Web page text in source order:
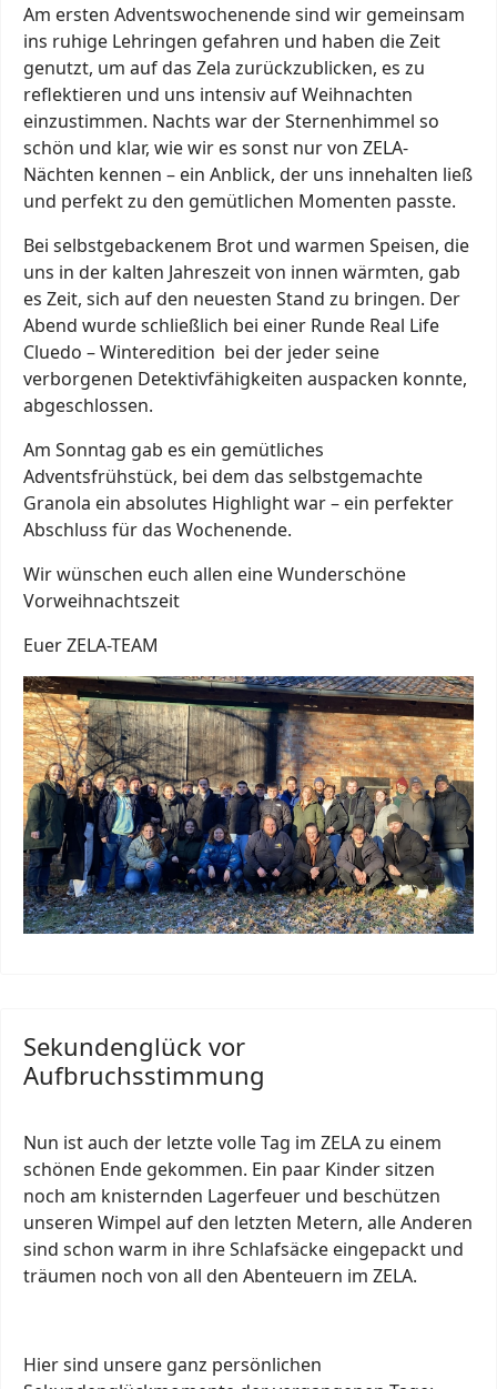
Am ersten Adventswochenende sind wir gemeinsam
ins ruhige Lehringen gefahren und haben die Zeit
genutzt, um auf das Zela zurückzublicken, es zu
reflektieren und uns intensiv auf Weihnachten
einzustimmen. Nachts war der Sternenhimmel so
schön und klar, wie wir es sonst nur von ZELA-
Nächten kennen – ein Anblick, der uns innehalten ließ
und perfekt zu den gemütlichen Momenten passte.
Bei selbstgebackenem Brot und warmen Speisen, die
uns in der kalten Jahreszeit von innen wärmten, gab
es Zeit, sich auf den neuesten Stand zu bringen. Der
Abend wurde schließlich bei einer Runde Real Life
Cluedo – Winteredition bei der jeder seine
verborgenen Detektivfähigkeiten auspacken konnte,
abgeschlossen.
Am Sonntag gab es ein gemütliches
Adventsfrühstück, bei dem das selbstgemachte
Granola ein absolutes Highlight war – ein perfekter
Abschluss für das Wochenende.
Wir wünschen euch allen eine Wunderschöne
Vorweihnachtszeit
Euer ZELA-TEAM
Sekundenglück vor
Aufbruchsstimmung
Nun ist auch der letzte volle Tag im ZELA zu einem
schönen Ende gekommen. Ein paar Kinder sitzen
noch am knisternden Lagerfeuer und beschützen
unseren Wimpel auf den letzten Metern, alle Anderen
sind schon warm in ihre Schlafsäcke eingepackt und
träumen noch von all den Abenteuern im ZELA.
Hier sind unsere ganz persönlichen